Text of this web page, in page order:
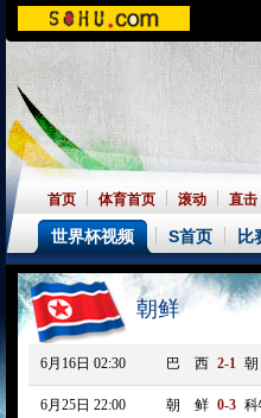
首页 体育首页 滚动 直击
世界杯视频 S首页 比
朝鲜
6月16日 02:30 巴 西 2-1
6月25日 22:00 朝 鲜 0-3